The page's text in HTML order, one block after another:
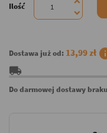
Ilość
Dostawa już od: 13,99 zł
local_shipping
Do darmowej dostawy